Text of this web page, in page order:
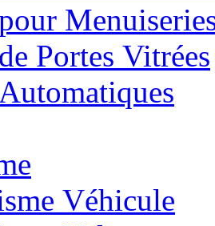
Portes Vitrées
Véhicule